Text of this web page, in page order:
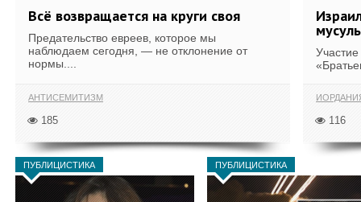
Всё возвращается на круги своя
Предательство евреев, которое мы
наблюдаем сегодня, — не отклонение от
нормы....
АНТИСЕМИТИЗМ
185 116
ПУБЛИЦИСТИКА ПУБЛИЦИСТИКА